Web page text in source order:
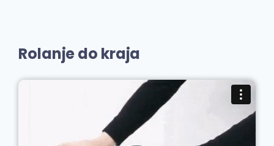
Rolanje do kraja